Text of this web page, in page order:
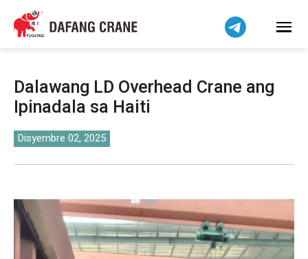
Dalawang LD Overhead Crane ang
Ipinadala sa Haiti
Disyembre 02, 2025
हिन्दी
Bahasa Indonesia
简体中文
বাংলা
فارسی
اردو
Čeština
Беларуская мова
Kiswahili